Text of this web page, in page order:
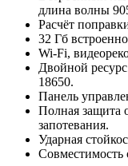
длина волны
Расчёт
32 Гб
Wi-Fi,
Двойной
18650.
Панель
Полная защита
запотевания.
Ударная